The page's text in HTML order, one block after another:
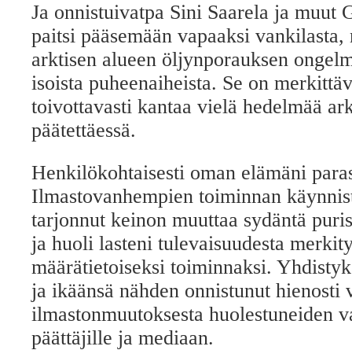
Ja onnistuivatpa Sini Saarela ja muut
paitsi pääsemään vapaaksi vankilasta,
arktisen alueen öljynporauksen
isoista puheenaiheista. Se on
toivottavasti kantaa vielä hedelmää
päätettäessä.
Henkilökohtaisesti oman elämäni
Ilmastovanhempien toiminnan
tarjonnut keinon muuttaa sydäntä
ja huoli lasteni tulevaisuudesta
määrätietoiseksi toiminnaksi.
ja ikäänsä nähden onnistunut hienosti
ilmastonmuutoksesta huolestuneiden
päättäjille ja mediaan.